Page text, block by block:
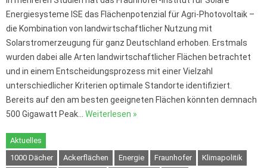
Energiesysteme ISE das Flächenpotenzial für Agri-Photovoltaik –
die Kombination von landwirtschaftlicher Nutzung mit
Solarstromerzeugung für ganz Deutschland erhoben. Erstmals
wurden dabei alle Arten landwirtschaftlicher Flächen betrachtet
und in einem Entscheidungsprozess mit einer Vielzahl
unterschiedlicher Kriterien optimale Standorte identifiziert.
Bereits auf den am besten geeigneten Flächen könnten demnach
500 Gigawatt Peak… Weiterlesen »
Aktuelles
1000 Dächer
Ackerflächen Energie Fraunhofer
Klimapolitik